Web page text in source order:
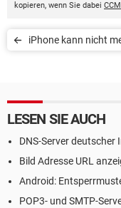
kopieren, wenn Sie dabei CCM
iPhone kann nicht
LESEN SIE AUCH
DNS-Server
Bild Adresse URL
Android:
POP3- und SMTP-